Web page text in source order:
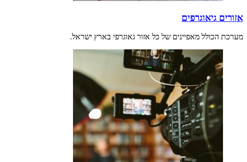
אזורים גיאוגרפים
מערכת הכולל מאפיינים של כל אזור גאוגרפי בארץ ישראל.